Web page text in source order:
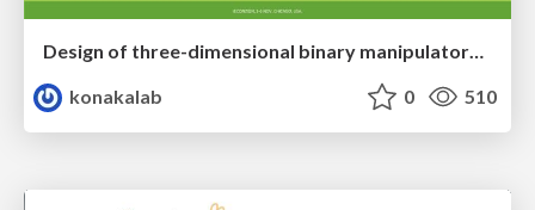
Design of three-dimensional binary manipulators for pick-and-place task avoiding obstacles (IECON2024)
konakalab
0 510